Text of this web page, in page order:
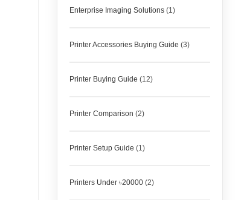
Enterprise Imaging Solutions (1)
Printer Accessories Buying Guide (3)
Printer Buying Guide (12)
Printer Comparison (2)
Printer Setup Guide (1)
Printers Under ৳20000 (2)